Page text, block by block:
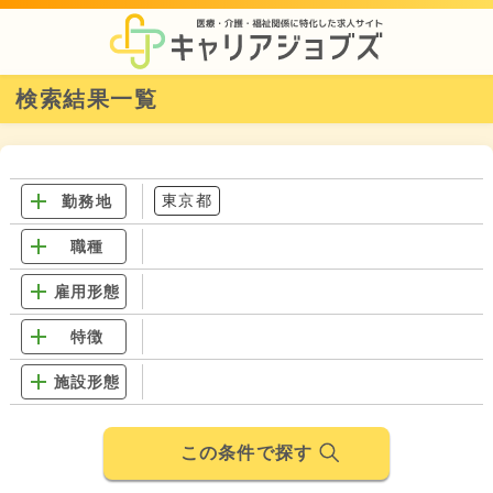
検索結果一覧
勤務地 東京都
職種
雇用形態
特徴
施設形態
この条件で探す